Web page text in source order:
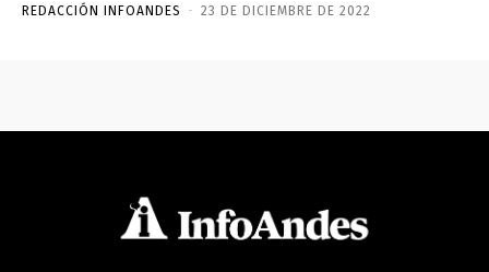
REDACCIÓN INFOANDES - 23 DE DICIEMBRE DE 2022